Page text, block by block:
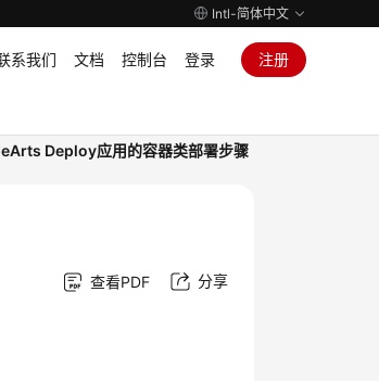
Intl-简体中文
系我们 文档 控制台 登录 注册
Deploy应用的容器类部署步骤
查看PDF 分享